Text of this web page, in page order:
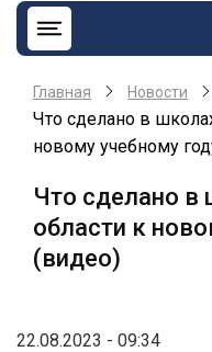
Главная Новости
Что сделано в
новому учебному
Что сделано в
области к
(видео)
22.08.2023 - 09:34